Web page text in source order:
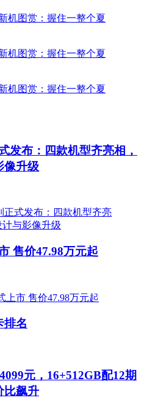
发布：四款机型齐亮相，
像升级
售价47.98万元起
排名
元，16+512GB配12期
比飙升